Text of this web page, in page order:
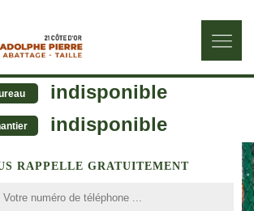
indisponible
indisponible
RAPPELLE GRATUITEMENT